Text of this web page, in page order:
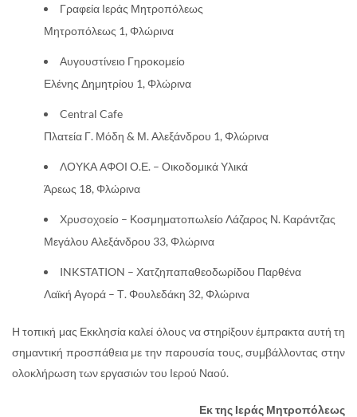
Γραφεία Ιεράς Μητροπόλεως
Μητροπόλεως 1, Φλώρινα
Αυγουστίνειο Γηροκομείο
Ελένης Δημητρίου 1, Φλώρινα
Central Cafe
Πλατεία Γ. Μόδη & Μ. Αλεξάνδρου 1, Φλώρινα
ΛΟΥΚΑ ΑΦΟΙ Ο.Ε. – Οικοδομικά Υλικά
Άρεως 18, Φλώρινα
Χρυσοχοείο – Κοσμηματοπωλείο Λάζαρος Ν. Καράντζας
Μεγάλου Αλεξάνδρου 33, Φλώρινα
INKSTATION – Χατζηπαπαθεοδωρίδου Παρθένα
Λαϊκή Αγορά – Τ. Φουλεδάκη 32, Φλώρινα
Η τοπική μας Εκκλησία καλεί όλους να στηρίξουν έμπρακτα αυτή τη
σημαντική προσπάθεια με την παρουσία τους, συμβάλλοντας στην
ολοκλήρωση των εργασιών του Ιερού Ναού.
Εκ της Ιεράς Μητροπόλεως